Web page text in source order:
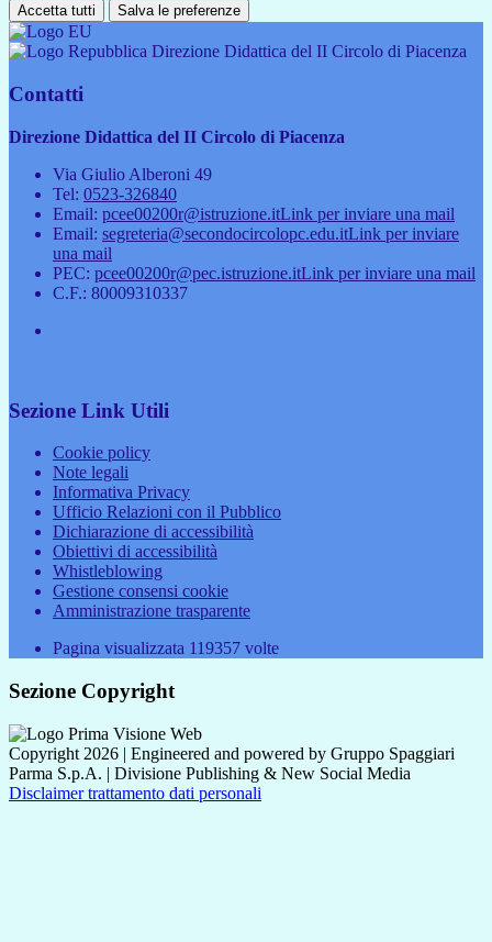
Accetta tutti Salva le preferenze
Direzione Didattica del II Circolo di Piacenza
Contatti
Direzione Didattica del II Circolo di Piacenza
Via Giulio Alberoni 49
Tel: 0523-326840
Email: pcee00200r@istruzione.itLink per inviare una mail
Email: segreteria@secondocircolopc.edu.itLink per inviare
una mail
PEC: pcee00200r@pec.istruzione.itLink per inviare una mail
C.F.: 80009310337
Sezione Link Utili
Cookie policy
Note legali
Informativa Privacy
Ufficio Relazioni con il Pubblico
Dichiarazione di accessibilità
Obiettivi di accessibilità
Whistleblowing
Gestione consensi cookie
Amministrazione trasparente
Pagina visualizzata 119357 volte
Sezione Copyright
Copyright 2026 | Engineered and powered by Gruppo Spaggiari
Parma S.p.A. | Divisione Publishing & New Social Media
Disclaimer trattamento dati personali